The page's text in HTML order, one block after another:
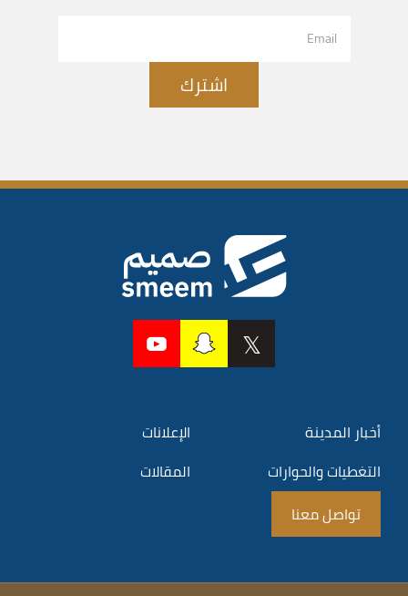
اشترك
أخبار المدينة
الإعلانات
التغطيات والحوارات
المقالات
تواصل معنا